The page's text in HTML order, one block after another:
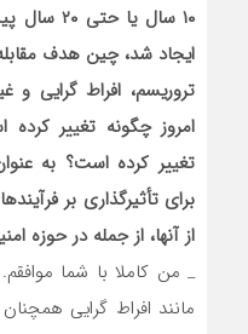
۱۰ سال
ایجاد شد، چین هدف
تروریسم، افراط گرایی و
امروز چگونه تغییر
تغییر کرده است؟ به
برای تأثیرگذاری بر
از آنها، از جمله در
_ من کاملا با شما
مانند افراط گرایی